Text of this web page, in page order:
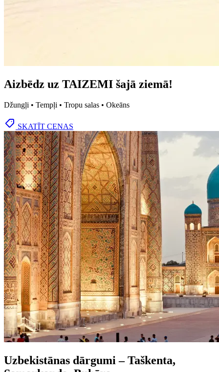
Aizbēdz uz TAIZEMI šajā ziemā!
Džungļi • Tempļi • Tropu salas • Okeāns
SKATĪT CENAS
Uzbekistānas dārgumi – Taškenta,